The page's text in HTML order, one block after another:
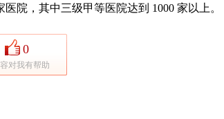
院，其中三级甲等医院达到 1000 家以上。
0
对我有帮助